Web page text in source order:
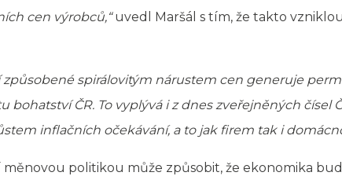
cen výrobců,“uvedl Maršál s tím, že takto
spirálovitým nárustem cen generuje
ČR. To vyplývá i z dnes zveřejněných čísel
inflačních očekávání, a to jak firem tak i
politikou může způsobit, že ekonomika